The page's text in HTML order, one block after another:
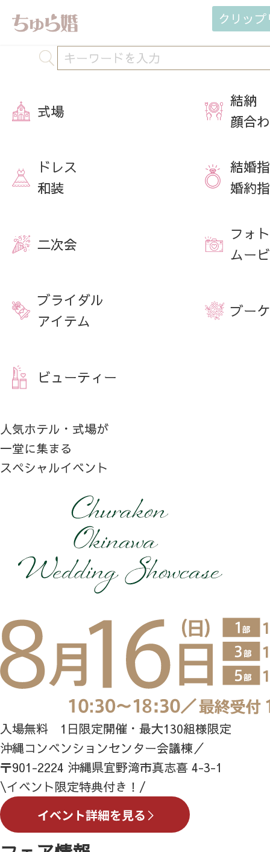
クリッ
式場
結納
顔合
ドレス
和装
結婚
婚約
二次会
フォト
ムー
ブライダル
アイテム
ブーケ
ビューティー
人気ホテル・式場が
一堂に集まる
スペシャルイベント
入場無料 1日限定開催・最大130組様限定
沖縄コンベンションセンター会議棟／
〒901-2224 沖縄県宜野湾市真志喜 4-3-1
\イベント限定特典付き！/